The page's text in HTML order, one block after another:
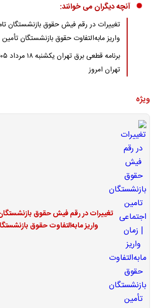
آنچه دیگران می خوانند:
تغییرات در رقم فیش حقوق بازنشستگان
واریز مابه‌التفاوت حقوق بازنشستگان
تهران امروز
ویژه
تغییرات در رقم فیش حقوق
واریز مابه‌التفاوت حقوق